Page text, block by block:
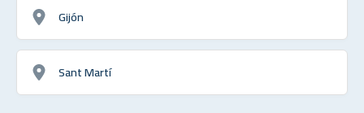
Gijón
Sant Martí